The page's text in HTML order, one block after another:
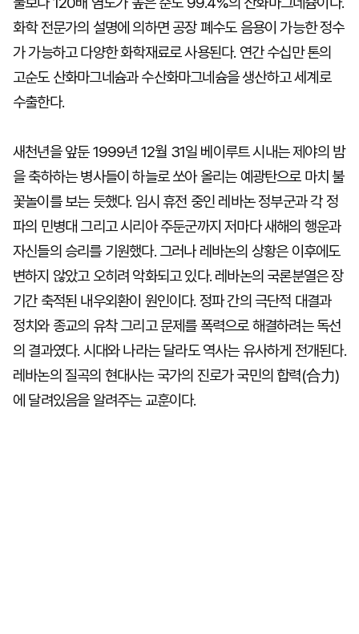
화학 전문가의 설명에 의하면 공장 폐수도 음용이 가능한 정수
가 가능하고 다양한 화학재료로 사용된다. 연간 수십만 톤의
고순도 산화마그네슘과 수산화마그네슘을 생산하고 세계로
수출한다.
새천년을 앞둔 1999년 12월 31일 베이루트 시내는 제야의 밤
을 축하하는 병사들이 하늘로 쏘아 올리는 예광탄으로 마치 불
꽃놀이를 보는 듯했다. 임시 휴전 중인 레바논 정부군과 각 정
파의 민병대 그리고 시리아 주둔군까지 저마다 새해의 행운과
자신들의 승리를 기원했다. 그러나 레바논의 상황은 이후에도
변하지 않았고 오히려 악화되고 있다. 레바논의 국론분열은 장
기간 축적된 내우외환이 원인이다. 정파 간의 극단적 대결과
정치와 종교의 유착 그리고 문제를 폭력으로 해결하려는 독선
의 결과였다. 시대와 나라는 달라도 역사는 유사하게 전개된다.
레바논의 질곡의 현대사는 국가의 진로가 국민의 합력(合力)
에 달려있음을 알려주는 교훈이다.